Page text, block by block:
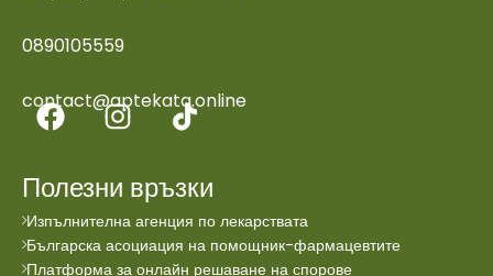
0890105559
contact@aptekata.online
Полезни връзки
Изпълнителна агенция по лекарствата
Българска асоциация на помощник-фармацевтите
Платформа за онлайн решаване на спорове